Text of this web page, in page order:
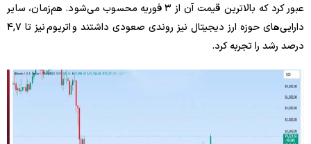
عبور کرد که بالاترین قیمت آن از ۳ فوریه محسوب می‌شود. هم‌زمان، سایر
دارایی‌های حوزه ارز دیجیتال نیز روندی صعودی داشتند و اتریوم نیز تا ۴,۷
درصد رشد را تجربه کرد.